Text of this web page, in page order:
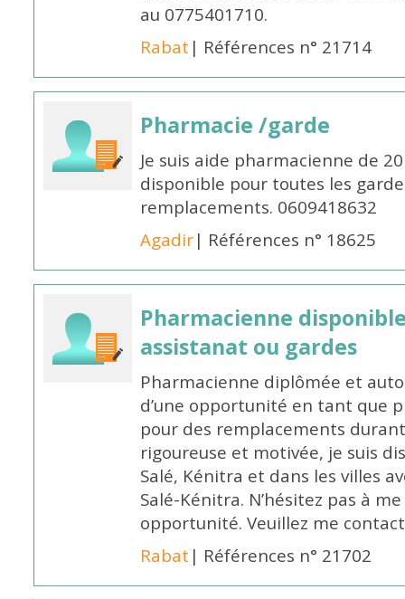
au 0775401710.
Rabat | Références n° 21714
Pharmacie /garde
Je suis aide pharmacienne de
disponible pour toutes les
remplacements. 0609418632
Agadir| Références n° 18625
Pharmacienne
assistanat ou gardes
Pharmacienne diplômée et
d’une opportunité en tant que
pour des remplacements
rigoureuse et motivée, je suis
Salé, Kénitra et dans les villes
Salé-Kénitra. N’hésitez pas à
opportunité. Veuillez me
Rabat | Références n° 21702